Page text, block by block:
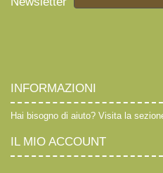
INFORMAZIONI
Hai bisogno di aiuto? Visita la
IL MIO ACCOUNT